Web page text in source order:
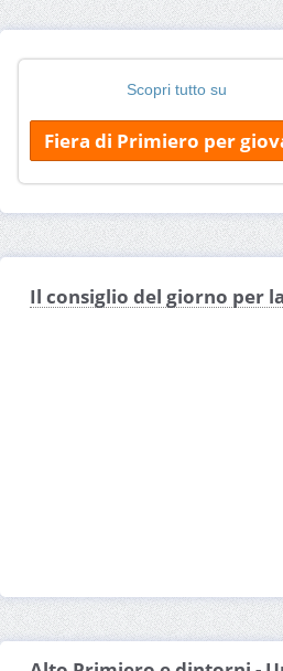
Scopri tutto su
Fiera di Primiero per
Il consiglio del giorno per